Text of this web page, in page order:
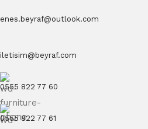
enes.beyraf@outlook.com
iletisim@beyraf.com
0555 822 77 60
0555 822 77 61